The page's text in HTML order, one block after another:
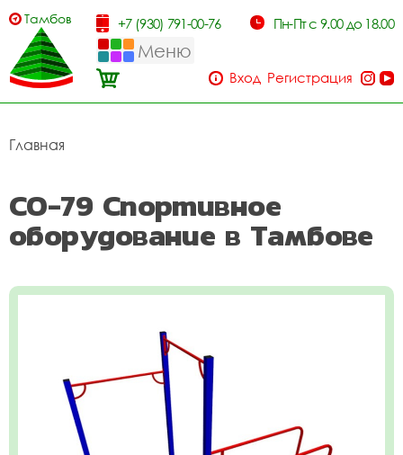
Тамбов +7 (930) 791-00-76 Пн-Пт с 9.00 до 18.00
Меню
Вход Регистрация
Главная
СО-79 Спортивное
оборудование в Тамбове